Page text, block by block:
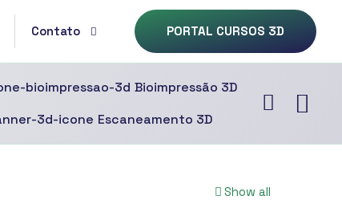
Contato PORTAL CURSOS 3D
Bioimpressão 3D
Escaneamento 3D
Show all